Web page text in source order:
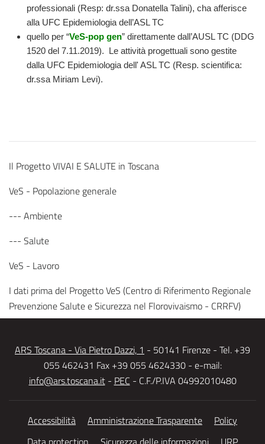
professionali (Resp: dr.ssa Donatella Talini), cha afferisce
alla UFC Epidemiologia dell’ASL TC
quello per “VeS-pop gen” direttamente dall’AUSL TC (DDG
1520 del 7.11.2019). Le attività progettuali sono gestite
dalla UFC Epidemiologia dell' ASL TC (Resp. scientifica:
dr.ssa Miriam Levi).
Il Progetto VIVAI E SALUTE in Toscana
VeS - Popolazione generale
--- Ambiente
--- Salute
VeS - Lavoro
I dati prima del Progetto VeS (Centro di Riferimento Regionale
Prevenzione Salute e Sicurezza nel Florovivaismo - CRRFV)
ARS Toscana - Via Pietro Dazzi, 1 - 50141 Firenze - Tel. +39
055 462431 Fax +39 055 4624330 - e-mail:
info@ars.toscana.it- PEC - C.F./P.IVA 04992010480
Accessibilità Amministrazione Trasparente
Policy